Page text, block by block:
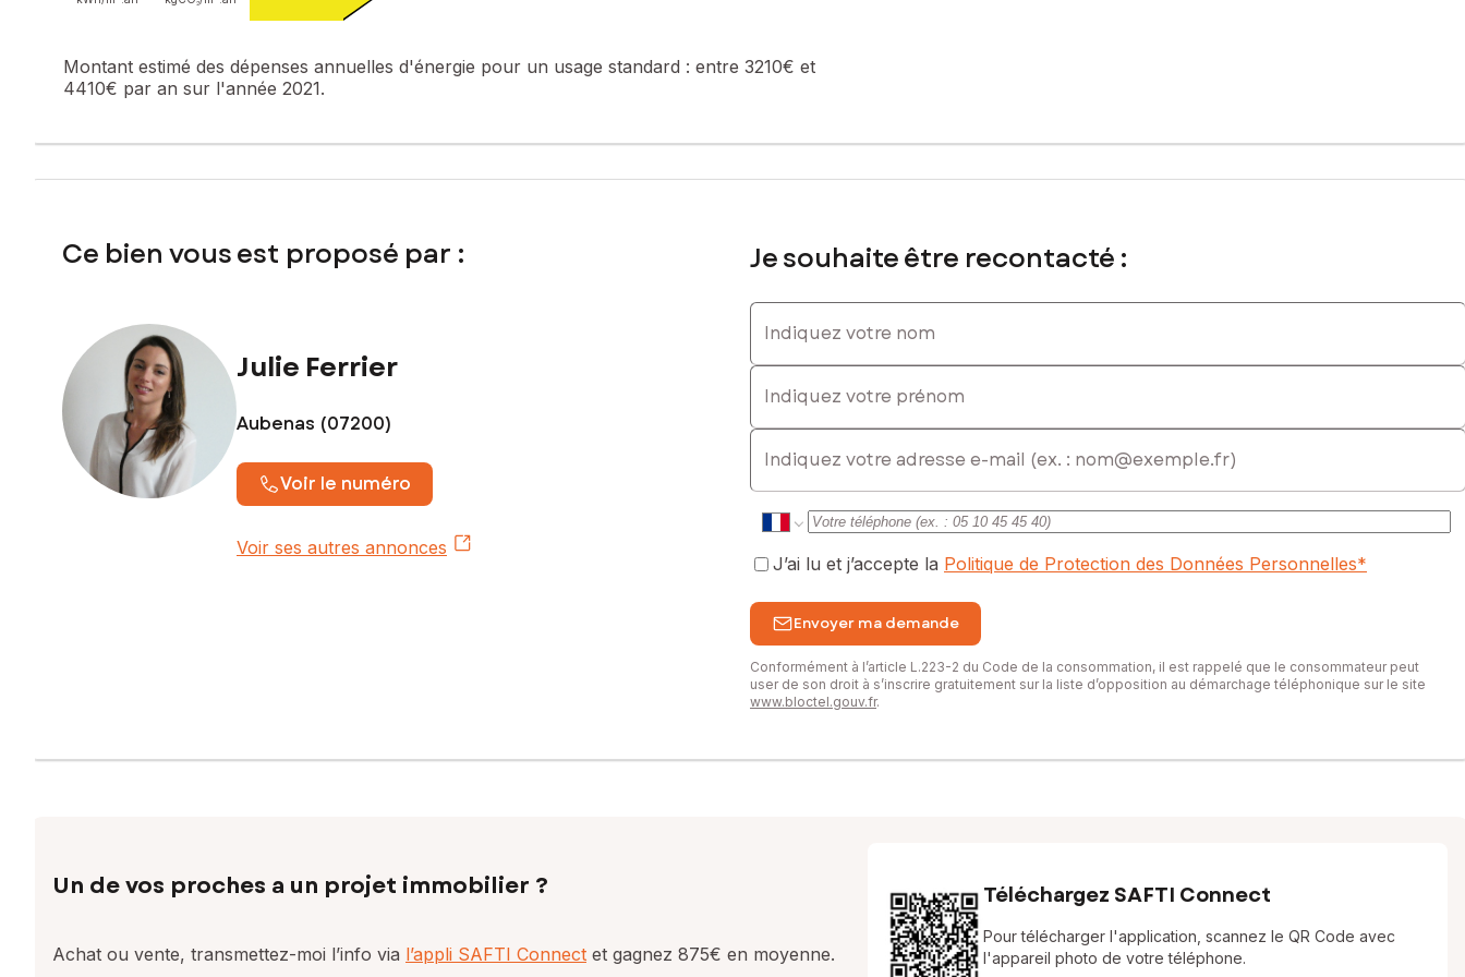
Montant estimé des dépenses annuelles d'énergie pour un usage standard : entre 3210€ et
4410€ par an sur l'année 2021.
Ce bien vous est proposé par :
Julie Ferrier
Aubenas (07200)
Voir le numéro
Voir ses autres annonces
Je souhaite être recontacté :
Indiquez votre nom
Indiquez votre prénom
E-mail
J’ai lu et j’accepte la Politique de Protection des Données Personnelles*
Envoyer ma demande
Conformément à l’article L.223-2 du Code de la consommation, il est rappelé que le consommateur peut
user de son droit à s’inscrire gratuitement sur la liste d’opposition au démarchage téléphonique sur le site
www.bloctel.gouv.fr.
Un de vos proches a un projet immobilier ?
Achat ou vente, transmettez-moi l’info via l’appli SAFTI Connect et gagnez 875€ en moyenne.
Téléchargez SAFTI Connect
Pour télécharger l'application, scannez le QR Code avec
l'appareil photo de votre téléphone.